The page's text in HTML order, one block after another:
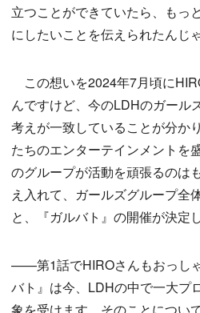
立つことができていたら、もっ
にしたいことを伝えられたんじ
この想いを2024年7月頃に
んですけど、今のLDHのガール
考えが一致していることが分か
たちのエンターテインメントを
のグループが活動を頑張るのは
え入れて、ガールズグループ全
と、『ガルバト』の開催が決定
——第1話でHIROさんもおっし
バト』は今、LDHの中で一大プ